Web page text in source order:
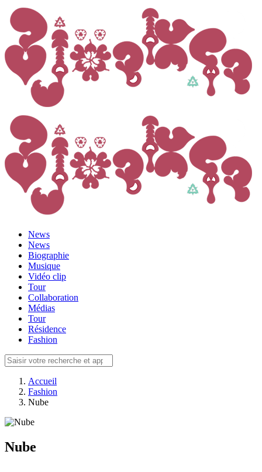
News
News
Biographie
Musique
Vidéo clip
Tour
Collaboration
Médias
Tour
Résidence
Fashion
Accueil
Fashion
Nube
Nube